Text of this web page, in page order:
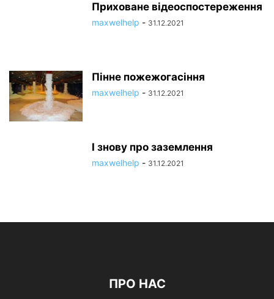
Приховане відеоспостереження
maxwelhelp - 31.12.2021
Пінне пожежогасіння
maxwelhelp - 31.12.2021
І знову про заземлення
maxwelhelp - 31.12.2021
ПРО НАС